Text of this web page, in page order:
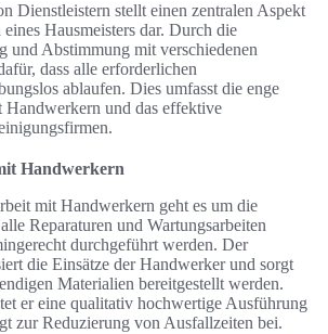
Dienstleistern stellt einen zentralen Aspekt
Hausmeisters dar. Durch die
und Abstimmung mit verschiedenen
dass alle erforderlichen
ablaufen. Dies umfasst die enge
Handwerkern und das effektive
Handwerkern
mit Handwerkern geht es um die
Reparaturen und Wartungsarbeiten
durchgeführt werden. Der
die Einsätze der Handwerker und sorgt
Materialien bereitgestellt werden.
er eine qualitativ hochwertige Ausführung
zur Reduzierung von Ausfallzeiten bei.